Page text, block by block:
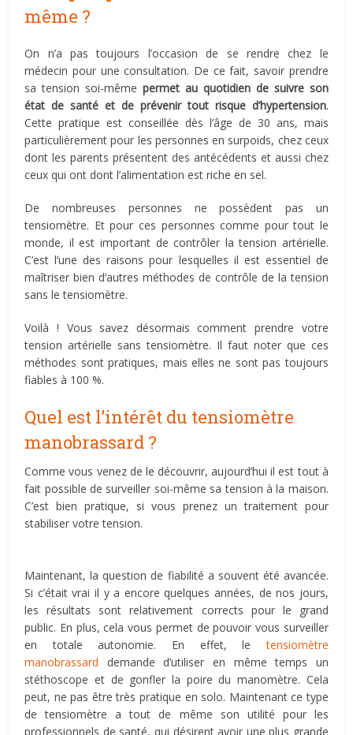
même ?
On n’a pas toujours l’occasion de se rendre chez le
médecin pour une consultation. De ce fait, savoir prendre
sa tension soi-mêmepermet au quotidien de suivre son
état de santé et de prévenir tout risque d’hypertension.
Cette pratique est conseillée dès l’âge de 30 ans, mais
particulièrement pour les personnes en surpoids, chez ceux
dont les parents présentent des antécédents et aussi chez
ceux qui ont dont l’alimentation est riche en sel.
De nombreuses personnes ne possèdent pas un
tensiomètre. Et pour ces personnes comme pour tout le
monde, il est important de contrôler la tension artérielle.
C’est l’une des raisons pour lesquelles il est essentiel de
maîtriser bien d’autres méthodes de contrôle de la tension
sans le tensiomètre.
Voilà ! Vous savez désormais comment prendre votre
tension artérielle sans tensiomètre. Il faut noter que ces
méthodes sont pratiques, mais elles ne sont pas toujours
fiables à 100 %.
Quel est l’intérêt du tensiomètre
manobrassard ?
Comme vous venez de le découvrir, aujourd’hui il est tout à
fait possible de surveiller soi-même sa tension à la maison.
C’est bien pratique, si vous prenez un traitement pour
stabiliser votre tension.
Maintenant, la question de fiabilité a souvent été avancée.
Si c’était vrai il y a encore quelques années, de nos jours,
les résultats sont relativement corrects pour le grand
public. En plus, cela vous permet de pouvoir vous surveiller
en totale autonomie. En effet, letensiomètre
manobrassard demande d’utiliser en même temps un
stéthoscope et de gonfler la poire du manomètre. Cela
peut, ne pas être très pratique en solo. Maintenant ce type
de tensiomètre a tout de même son utilité pour les
professionnels de santé, qui désirent avoir une plus grande